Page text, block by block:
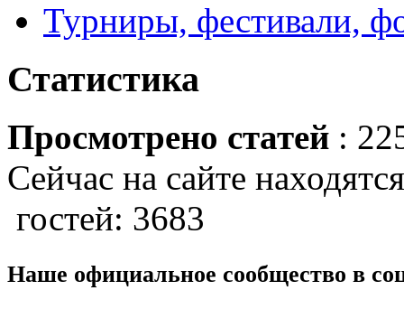
Турниры, фестивали,
Статистика
Просмотрено статей :
Сейчас на сайте
гостей: 3683
Наше официальное сообщество в